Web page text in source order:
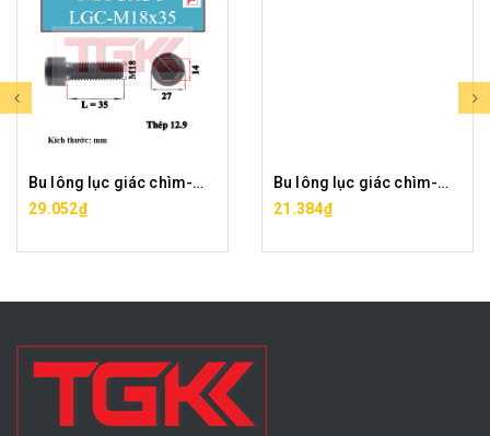
Bu lông lục giác chìm-M18x35
29.052₫
Bu lông lục giác chìm-M18x40
21.384₫